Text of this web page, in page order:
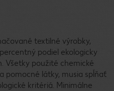
textilné výrobky,
podiel ekologicky
Všetky použité chemické
pomocné látky, musia spĺňať
kritériá. Minimálne